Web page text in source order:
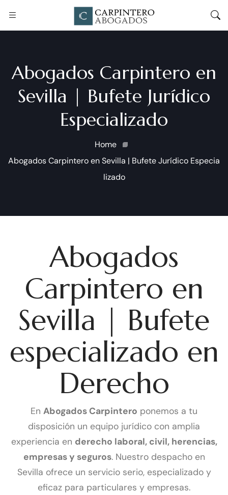
Abogados Carpintero en
Sevilla | Bufete Jurídico
Especializado
Home
Abogados Carpintero en Sevilla | Bufete Jurídico Especia
lizado
Abogados
Carpintero en
Sevilla | Bufete
especializado en
Derecho
En Abogados Carpintero ponemos a tu
disposición un equipo jurídico con amplia
experiencia en derecho laboral, civil, herencias,
empresas y seguros. Nuestro despacho en
Sevilla ofrece un servicio serio, especializado y
eficaz para particulares y empresas.